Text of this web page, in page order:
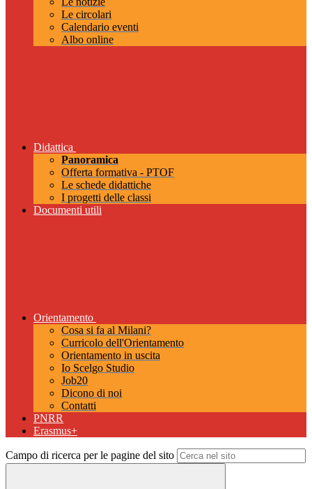
Le circolari
Calendario eventi
Albo online
Didattica
Panoramica
Offerta formativa - PTOF
Le schede didattiche
I progetti delle classi
Documenti utili
Orientamento
Cosa si fa al Milani?
Curricolo dell'Orientamento
Orientamento in uscita
Io Scelgo Studio
Job20
Dicono di noi
Contatti
PNRR
Erasmus+
Campo di ricerca per le pagine del sito